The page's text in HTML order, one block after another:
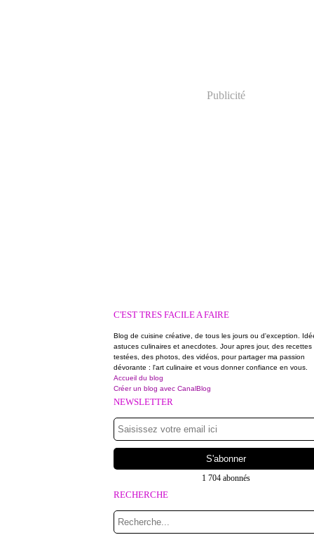
Publicité
C'EST TRES FACILE A FAIRE
Blog de cuisine créative, de tous les jours ou d'exception.
astuces culinaires et anecdotes. Jour apres jour, des recettes
testées, des photos, des vidéos, pour partager ma passion
dévorante : l'art culinaire et vous donner confiance en vous.
Accueil du blog
Créer un blog avec CanalBlog
NEWSLETTER
1 704 abonnés
RECHERCHE